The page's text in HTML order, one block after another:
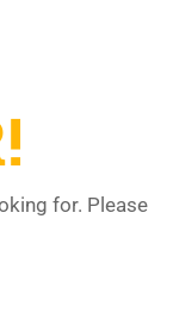
for. Please